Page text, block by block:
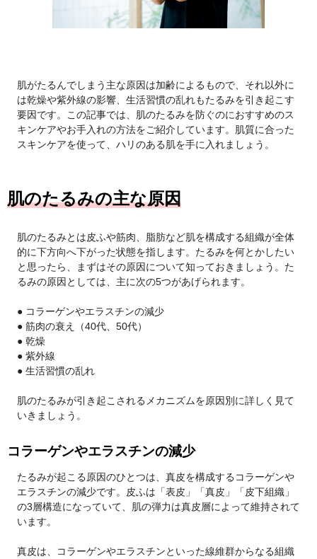
肌がたるんでしまう主な原因は加齢によるもので、それ以外に
は乾燥や紫外線の影響、生活習慣の乱れもたるみを引き起こす
要因です。この記事では、肌のたるみを防ぐのにおすすめのス
キンケアやお手入れの方法をご紹介しています。肌質に合った
スキンケアを使って、ハリのある肌を手に入れましょう。
肌のたるみの主な原因
肌のたるみとは皮ふや筋肉、脂肪など肌を構成する組織が全体
的に下方向へ下がった状態を指します。たるみを何とかしたい
と思ったら、まずはその原因について知っておきましょう。た
るみの原因としては、主に次の5つがあげられます。
● コラーゲンやエラスチンの減少
● 筋肉の衰え（40代、50代）
● 乾燥
● 紫外線
● 生活習慣の乱れ
肌のたるみが引き起こされるメカニズムを原因別に詳しく見て
いきましょう。
コラーゲンやエラスチンの減少
たるみが起こる原因のひとつは、真皮を構成するコラーゲンや
エラスチンの減少です。皮ふは「表皮」「真皮」「皮下組織」
の3層構造になっていて、肌の弾力は真皮層によって維持されて
います。
真皮は、コラーゲンやエラスチンといった線維群からなる組織